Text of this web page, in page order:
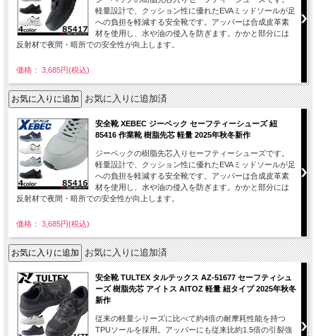
軽量設計で、クッション性に優れたEVAミッドソールが足
への負担を軽減する安全靴です。アッパーは合成皮革素
材を使用し、水や油の侵入を防ぎます。かかと部分には
反射材で夜間・暗所での安全性が向上します。
価格： 3,685円(税込)
お気に入りに追加済
安全靴 XEBEC ジーベック セーフティーシューズ 紐
85416 作業靴 樹脂先芯 軽量 2025年秋冬新作
ジーベックの樹脂先芯入りセーフティーシューズです。
軽量設計で、クッション性に優れたEVAミッドソールが足
への負担を軽減する安全靴です。アッパーは合成皮革素
材を使用し、水や油の侵入を防ぎます。かかと部分には
反射材で夜間・暗所での安全性が向上します。
価格： 3,685円(税込)
お気に入りに追加済
安全靴 TULTEX タルテックス AZ-51677 セーフティシュ
ーズ 樹脂先芯 アイトス AITOZ 軽量 紐タイプ 2025年秋冬
新作
従来の軽量シリーズに比べて約4倍の耐摩耗性能を持つ
TPUソールを採用。アッパーにも従来比約1.5倍の引裂強